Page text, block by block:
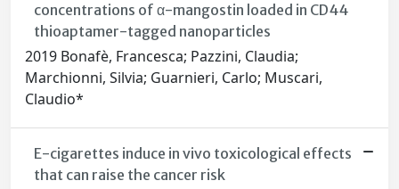
concentrations of α-mangostin loaded in CD44
thioaptamer-tagged nanoparticles
2019 Bonafè, Francesca; Pazzini, Claudia;
Marchionni, Silvia; Guarnieri, Carlo; Muscari,
Claudio*
E-cigarettes induce in vivo toxicological effects
that can raise the cancer risk